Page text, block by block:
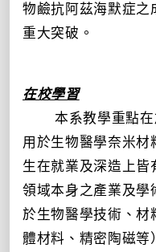
物鹼抗阿茲海默症之
重大突破。
在校學習
本系教學重點在
用於生物醫學奈米材
生在就業及深造上皆
領域本身之產業及學
於生物醫學技術、材
體材料、精密陶磁等